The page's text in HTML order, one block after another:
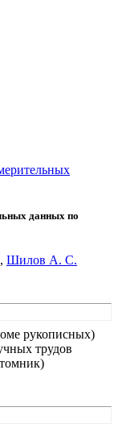
данных по
, Шилов А. С.
рукописных)
трудов